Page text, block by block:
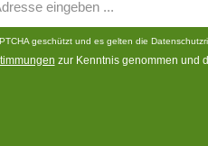
Mail-
Adresse*
geschützt und es gelten die
zur Kenntnis genommen und